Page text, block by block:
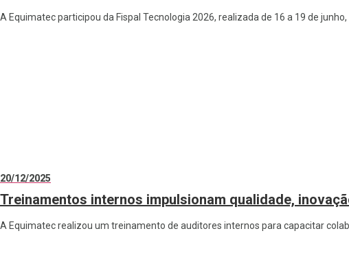
A Equimatec participou da Fispal Tecnologia 2026, realizada de 16 a 19 de
20/12/2025
Treinamentos internos impulsionam qualidade,
A Equimatec realizou um treinamento de auditores internos para capacitar